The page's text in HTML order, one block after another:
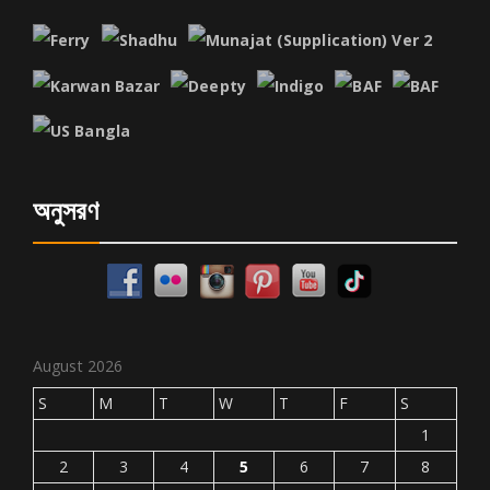
অনুসরণ
August 2026
S
M T W T F
S
1
2
3 4 5 6 7
8